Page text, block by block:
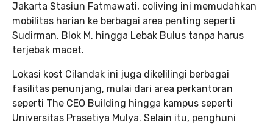
Jakarta Stasiun Fatmawati, coliving ini memudahkan
mobilitas harian ke berbagai area penting seperti
Sudirman, Blok M, hingga Lebak Bulus tanpa harus
terjebak macet.
Lokasi kost Cilandak ini juga dikelilingi berbagai
fasilitas penunjang, mulai dari area perkantoran
seperti The CEO Building hingga kampus seperti
Universitas Prasetiya Mulya. Selain itu, penghuni